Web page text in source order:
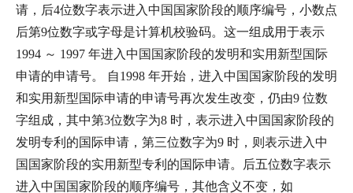
请，后4位数字表示进入中国国家阶段的顺序编号，小数点
后第9位数字或字母是计算机校验码。这一组成用于表示
1994 ～ 1997 年进入中国国家阶段的发明和实用新型国际
申请的申请号。 自1998 年开始，进入中国国家阶段的发明
和实用新型国际申请的申请号再次发生改变，仍由9 位数
字组成，其中第3位数字为8 时，表示进入中国国家阶段的
发明专利的国际申请，第三位数字为9 时，则表示进入中
国国家阶段的实用新型专利的国际申请。后五位数字表示
进入中国国家阶段的顺序编号，其他含义不变，如